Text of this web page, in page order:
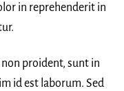
in reprehenderit in
proident, sunt in
id est laborum. Sed